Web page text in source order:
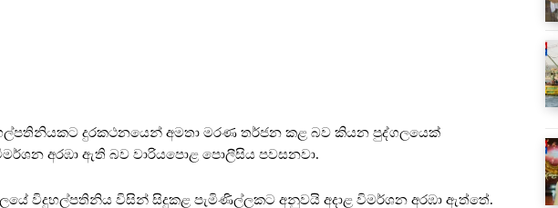
දුරකථනයෙන් අමතා මරණ තර්ජන කළ බව කියන පුද්ගලයෙක්
අරඹා ඇති බව වාරියපොළ පොලීසිය පවසනවා.
විදුහල්පතිනිය විසින් සිදුකළ පැමිණිල්ලකට අනුවයි අදාළ විමර්ශන අරඹා ඇත්තේ.